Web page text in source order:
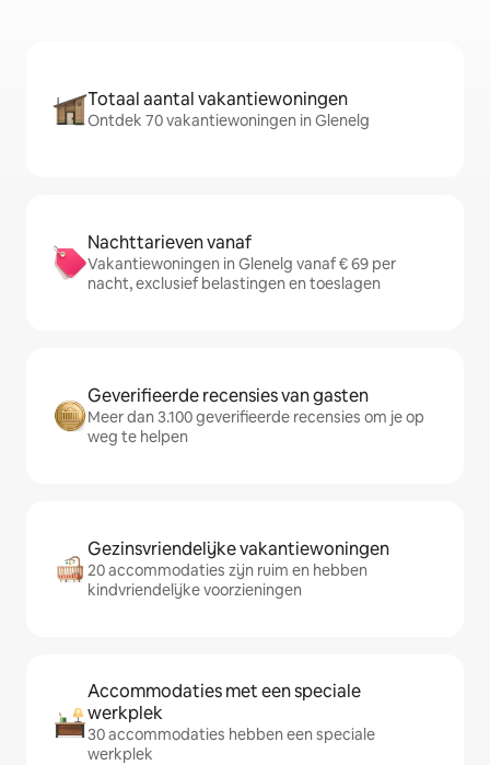
Totaal aantal vakantiewoningen
Ontdek 70 vakantiewoningen in Glenelg
Nachttarieven vanaf
Vakantiewoningen in Glenelg vanaf € 69 per
nacht, exclusief belastingen en toeslagen
Geverifieerde recensies van gasten
Meer dan 3.100 geverifieerde recensies om je op
weg te helpen
Gezinsvriendelijke vakantiewoningen
20 accommodaties zijn ruim en hebben
kindvriendelijke voorzieningen
Accommodaties met een speciale
werkplek
30 accommodaties hebben een speciale
werkplek